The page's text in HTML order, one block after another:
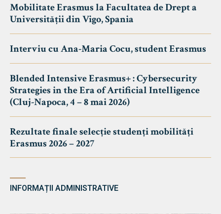
Mobilitate Erasmus la Facultatea de Drept a
Universității din Vigo, Spania
Interviu cu Ana-Maria Cocu, student Erasmus
Blended Intensive Erasmus+ : Cybersecurity
Strategies in the Era of Artificial Intelligence
(Cluj-Napoca, 4 – 8 mai 2026)
Rezultate finale selecție studenți mobilități
Erasmus 2026 – 2027
INFORMAȚII ADMINISTRATIVE